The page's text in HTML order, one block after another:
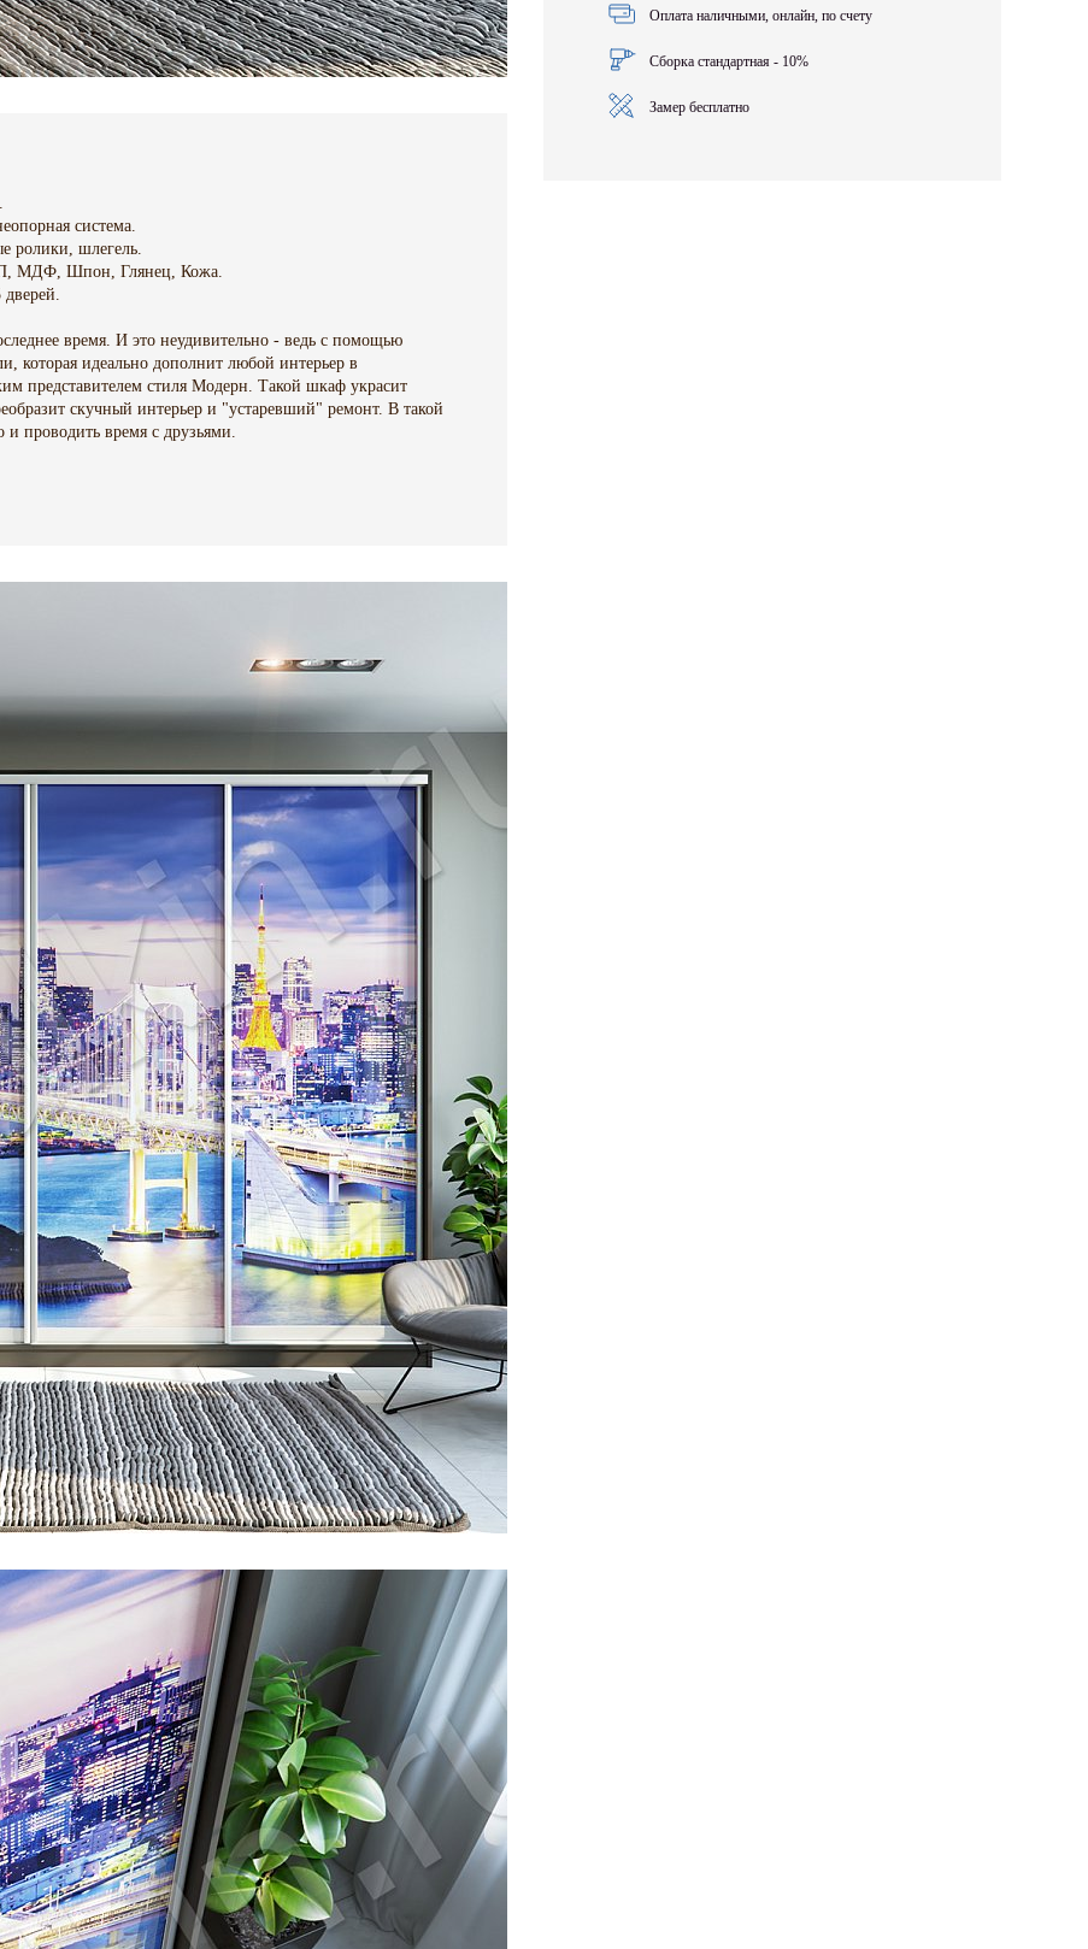
система.
ролики, шлегель.
МДФ, Шпон, Глянец, Кожа.
время. И это неудивительно - ведь с помощью
которая идеально дополнит любой интерьер в
представителем стиля Модерн. Такой шкаф украсит
скучный интерьер и "устаревший" ремонт. В такой
и проводить время с друзьями.
Оплата наличными, онлайн, по счету
Сборка стандартная - 10%
Замер бесплатно